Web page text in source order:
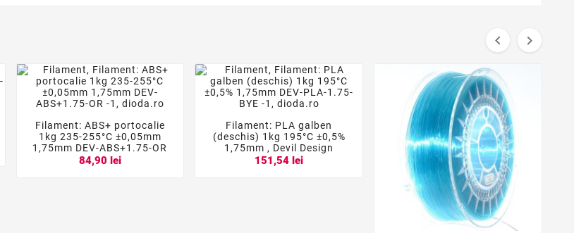
 
  
Filament: ABS+ portocalie
1kg 235-255°C ±0,05mm
1,75mm DEV-ABS+1.75-OR
84,90 lei
  
Filament: PLA galben
(deschis) 1kg 195°C ±0,5%
1,75mm , Devil Design
151,54 lei